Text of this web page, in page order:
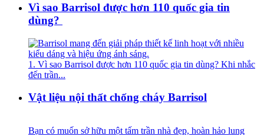
Vì sao Barrisol được hơn 110 quốc gia tin
dùng?
1. Vì sao Barrisol được hơn 110 quốc gia tin dùng? Khi nhắc
đến trần...
Vật liệu nội thất chống cháy Barrisol
Bạn có muốn sở hữu một tấm trần nhà đẹp, hoàn hảo lung